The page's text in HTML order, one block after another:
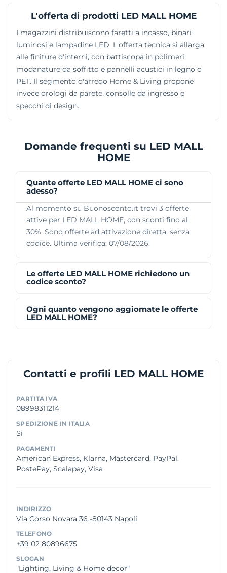
L'offerta di prodotti LED MALL HOME
I magazzini distribuiscono faretti a incasso, binari
luminosi e lampadine LED. L'offerta tecnica si allarga
alle finiture d'interni, con battiscopa in polimeri,
modanature da soffitto e pannelli acustici in legno o
PET. Il segmento d'arredo Home & Living propone
invece orologi da parete, consolle da ingresso e
specchi di design.
Domande frequenti su LED MALL
HOME
Quante offerte LED MALL HOME ci sono
adesso?
Al momento su Buonosconto.it trovi 3 offerte
attive per LED MALL HOME, con sconti fino al
30%. Sono offerte ad attivazione diretta, senza
codice. Ultima verifica: 07/08/2026.
Le offerte LED MALL HOME richiedono un
codice sconto?
Ogni quanto vengono aggiornate le offerte
LED MALL HOME?
Contatti e profili LED MALL HOME
PARTITA IVA
08998311214
SPEDIZIONE IN ITALIA
Si
PAGAMENTI
American Express, Klarna, Mastercard, PayPal,
PostePay, Scalapay, Visa
INDIRIZZO
Via Corso Novara 36 -80143 Napoli
TELEFONO
+39 02 80896675
SLOGAN
"Lighting, Living & Home decor"